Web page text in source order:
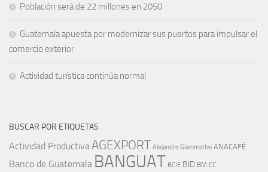
Población será de 22 millones en 2050
Guatemala apuesta por modernizar sus puertos para impulsar el
comercio exterior
Actividad turística continúa normal
BUSCAR POR ETIQUETAS
Actividad Productiva AGEXPORT Alejandro Giammattei ANACAFÉ
Banco de Guatemala BANGUAT BCIE BID BM CC